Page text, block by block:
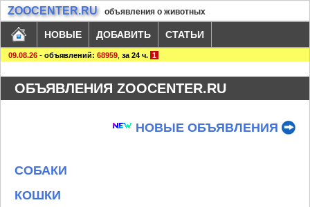
ZOOCENTER.RU объявления о животных
НОВЫЕ ДОБАВИТЬ СТАТЬИ
09.08.26 - объявлений: 68959 за 24 ч. 1
ОБЪЯВЛЕНИЯ ZOOCENTER.RU
НОВЫЕ ОБЪЯВЛЕНИЯ
СОБАКИ
КОШКИ